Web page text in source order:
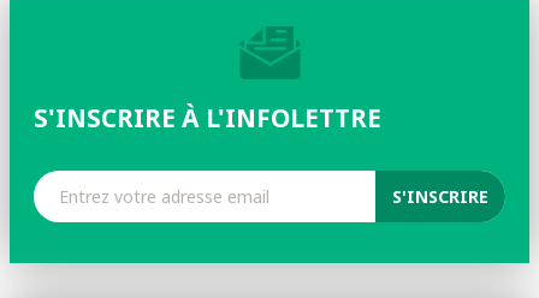
S'INSCRIRE À L'INFOLETTRE